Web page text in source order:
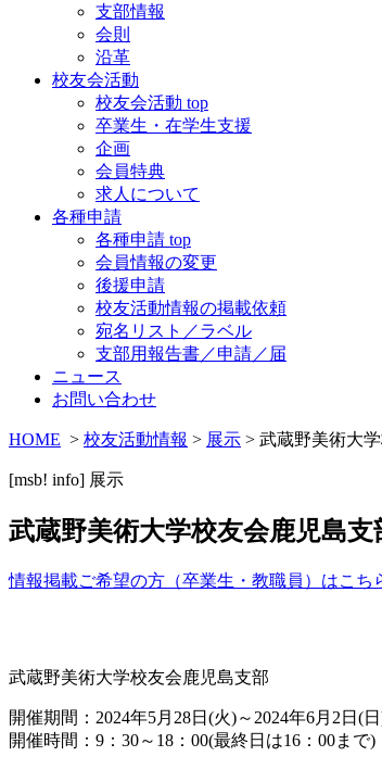
支部情報
会則
沿革
校友会活動
校友会活動 top
卒業生・在学生支援
企画
会員特典
求人について
各種申請
各種申請 top
会員情報の変更
後援申請
校友活動情報の掲載依頼
宛名リスト／ラベル
支部用報告書／申請／届
ニュース
お問い合わせ
HOME > 校友活動情報 > 展示 > 武蔵野美術大
[msb! info] 展示
武蔵野美術大学校友会鹿児島
情報掲載ご希望の方（卒業生・教職員）はこち
武蔵野美術大学校友会鹿児島支部
開催期間：2024年5月28日(火)～2024年6月2日(
開催時間：9：30～18：00(最終日は16：00まで)